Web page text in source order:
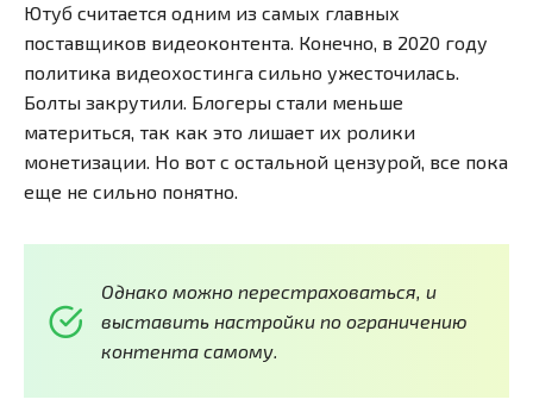
Ютуб считается одним из самых главных
поставщиков видеоконтента. Конечно, в 2020 году
политика видеохостинга сильно ужесточилась.
Болты закрутили. Блогеры стали меньше
материться, так как это лишает их ролики
монетизации. Но вот с остальной цензурой, все пока
еще не сильно понятно.
Однако можно перестраховаться, и
выставить настройки по ограничению
контента самому.